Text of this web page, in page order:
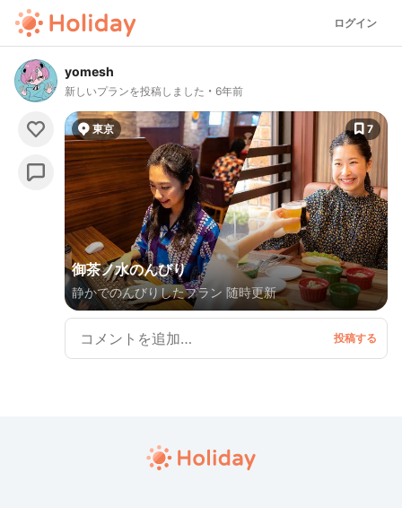
ログイン
yomesh
新しいプランを投稿しました 6年前
東京 7
御茶ノ水のんびり
静かでのんびりしたプラン 随時更新